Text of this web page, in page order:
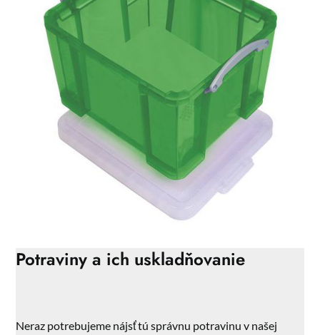
Potraviny a ich uskladňovanie
Neraz potrebujeme nájsť tú správnu potravinu v našej